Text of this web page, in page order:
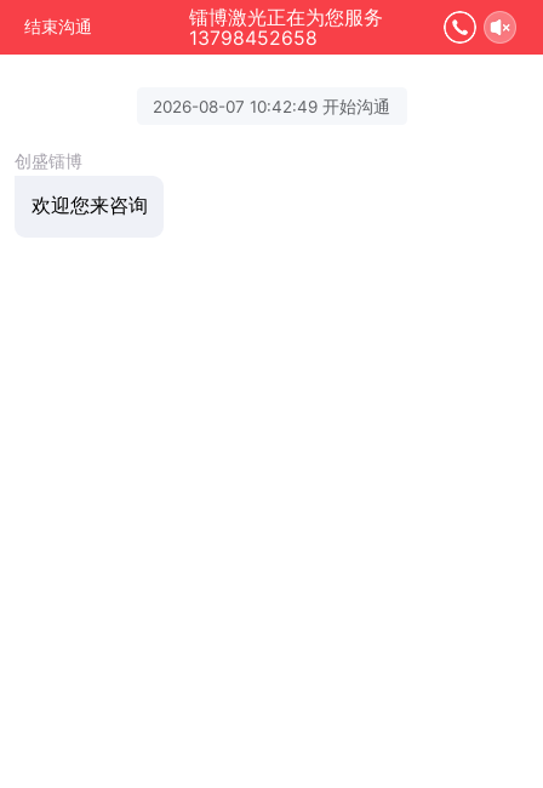
结束沟通
镭博激光正在为您服务
13798452658
2026-08-07 10:42:49 开始沟通
创盛镭博
欢迎您来咨询